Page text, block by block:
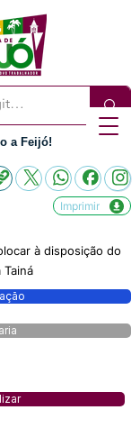
a Feijó!
Imprimir
à disposição do